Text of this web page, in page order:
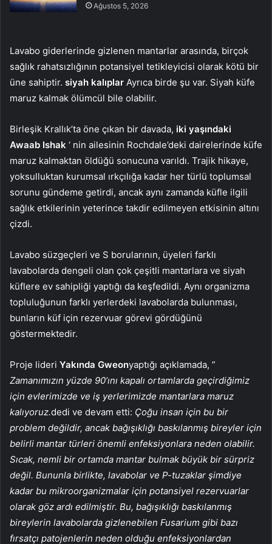
Ağustos 5, 2026
Lavabo giderlerinde gizlenen mantarlar arasında, birçok
sağlık rahatsızlığının potansiyel tetikleyicisi olarak kötü bir
üne sahiptir. siyah kalıplar Ayrıca birde şu var. Siyah küfe
maruz kalmak ölümcül bile olabilir.
Birleşik Krallık’ta öne çıkan bir davada, iki yaşındaki
Awaab Ishak ‘ nin ailesinin Rochdale’deki dairelerinde küfe
maruz kalmaktan öldüğü sonucuna varıldı. Trajik hikaye,
yoksulluktan kurumsal ırkçılığa kadar her türlü toplumsal
sorunu gündeme getirdi, ancak aynı zamanda küfle ilgili
sağlık etkilerinin yeterince takdir edilmeyen etkisinin altını
çizdi.
Lavabo süzgeçleri ve S borularının, üyeleri farklı
lavabolarda dengeli olan çok çeşitli mantarlara ve siyah
küflere ev sahipliği yaptığı da keşfedildi. Aynı organizma
topluluğunun farklı yerlerdeki lavabolarda bulunması,
bunların küf için rezervuar görevi gördüğünü
göstermektedir.
Proje lideri Yakında Gweonyaptığı açıklamada, ”
Zamanımızın yüzde 90’ını kapalı ortamlarda geçirdiğimiz
için evlerimizde ve iş yerlerimizde mantarlara maruz
kalıyoruz.dedi ve devam etti: Çoğu insan için bu bir
problem değildir, ancak bağışıklığı baskılanmış bireyler için
belirli mantar türleri önemli enfeksiyonlara neden olabilir.
Sıcak, nemli bir ortamda mantar bulmak büyük bir sürpriz
değil. Bununla birlikte, lavabolar ve P-tuzaklar şimdiye
kadar bu mikroorganizmalar için potansiyel rezervuarlar
olarak göz ardı edilmiştir. Bu, bağışıklığı baskılanmış
bireylerin lavabolarda gizlenebilen Fusarium gibi bazı
fırsatçı patojenlerin neden olduğu enfeksiyonlardan